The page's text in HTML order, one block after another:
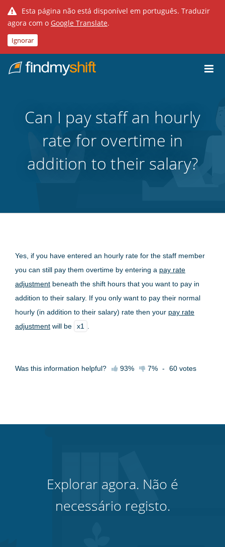
Esta página não está disponível em português. Traduzir
agora com o Google Translate.
Ignorar
Casa
Can I pay staff an hourly
rate for overtime in
addition to their salary?
Yes, if you have entered an hourly rate for the staff member
you can still pay them overtime by entering a pay rate
adjustment beneath the shift hours that you want to pay in
addition to their salary. If you only want to pay their normal
hourly (in addition to their salary) rate then your pay rate
adjustment will be x1
Was this information helpful? 93% 7% - 60 votes
Explorar agora. Não é
necessário registo.